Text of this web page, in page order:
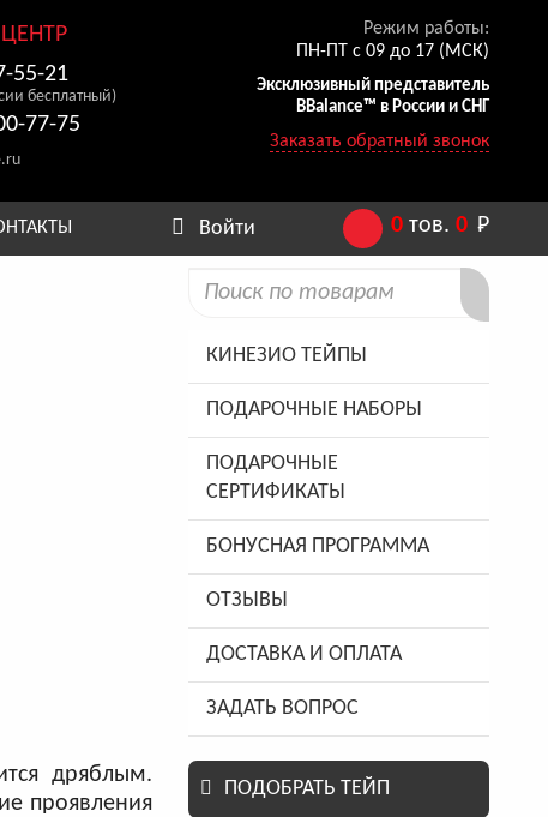
55-21
бесплатный)
77-75
Режим работы:
ПН-ПТ с 09 до 17 (МСК)
Эксклюзивный представитель
BBalance™ в России и СНГ
Заказать обратный звонок
Войти 0 тов.0 Р
дряблым.
проявления
КИНЕЗИО ТЕЙПЫ
ПОДАРОЧНЫЕ НАБОРЫ
ПОДАРОЧНЫЕ
СЕРТИФИКАТЫ
БОНУСНАЯ ПРОГРАММА
ОТЗЫВЫ
ДОСТАВКА И ОПЛАТА
ЗАДАТЬ ВОПРОС
ПОДОБРАТЬ ТЕЙП